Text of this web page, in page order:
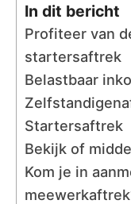
In dit bericht
Profiteer van
startersaftrek
Belastbaar
Startersaftrek
Bekijk of
Kom je in